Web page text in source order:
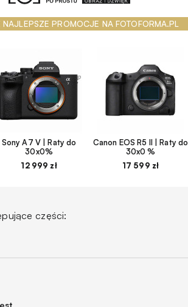
PROMOCJE NA FOTOFORMA.PL
Sony A7 V | Raty do
30x0%
12 999 zł
Canon EOS R5 II | Raty do
30x0 %
17 599 zł
części: